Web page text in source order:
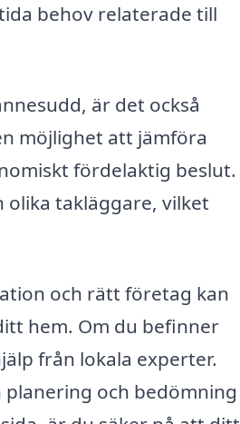
behov relaterade till
är det också
möjlighet att jämföra
fördelaktig beslut.
olika takläggare, vilket
och rätt företag kan
hem. Om du befinner
från lokala experter.
och bedömning